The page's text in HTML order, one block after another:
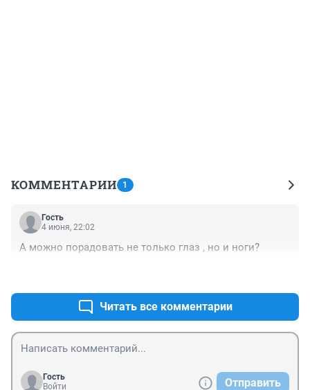
КОММЕНТАРИИ 1
Гость
4 июня, 22:02
А можно порадовать не только глаз , но и ноги?
Читать все комментарии
Гость
Войти
Отправить